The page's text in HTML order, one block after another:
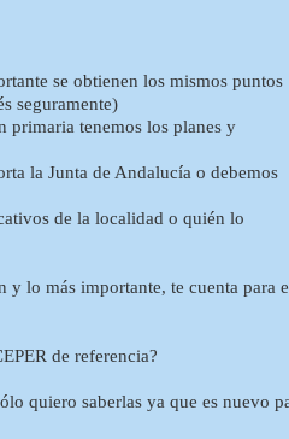
se obtienen los mismos puntos
seguramente)
primaria tenemos los planes y
la Junta de Andalucía o debemos
de la localidad o quién lo
y lo más importante, te cuenta para
de referencia?
quiero saberlas ya que es nuevo